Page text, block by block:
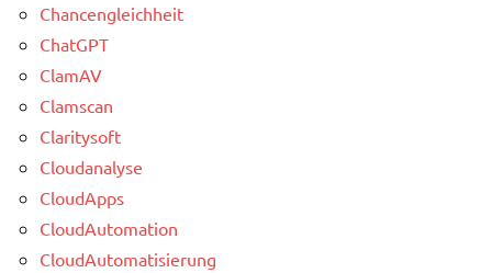
Chancengleichheit
ChatGPT
ClamAV
Clamscan
Claritysoft
Cloudanalyse
CloudApps
CloudAutomation
CloudAutomatisierung